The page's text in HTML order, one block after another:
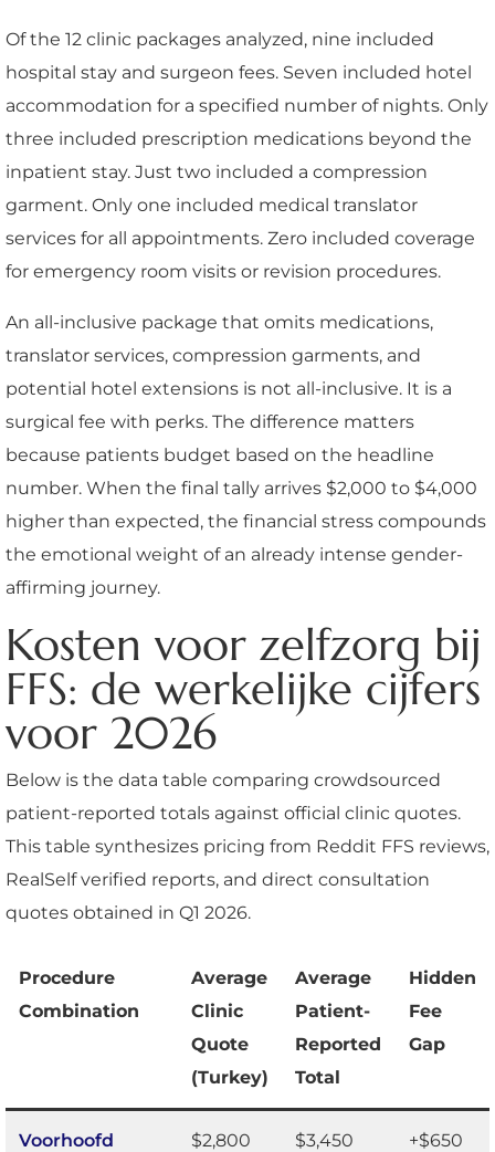
Of the 12 clinic packages analyzed, nine included
hospital stay and surgeon fees. Seven included hotel
accommodation for a specified number of nights. Only
three included prescription medications beyond the
inpatient stay. Just two included a compression
garment. Only one included medical translator
services for all appointments. Zero included coverage
for emergency room visits or revision procedures.
An all-inclusive package that omits medications,
translator services, compression garments, and
potential hotel extensions is not all-inclusive. It is a
surgical fee with perks. The difference matters
because patients budget based on the headline
number. When the final tally arrives $2,000 to $4,000
higher than expected, the financial stress compounds
the emotional weight of an already intense gender-
affirming journey.
Kosten voor zelfzorg bij
FFS: de werkelijke cijfers
voor 2026
Below is the data table comparing crowdsourced
patient-reported totals against official clinic quotes.
This table synthesizes pricing from Reddit FFS reviews,
RealSelf verified reports, and direct consultation
quotes obtained in Q1 2026.
Procedure
Combination
Average
Clinic
Quote
(Turkey)
Average
Patient-
Reported
Total
Hidden
Fee
Gap
Voorhoofd
$2,800 $3,450 +$650